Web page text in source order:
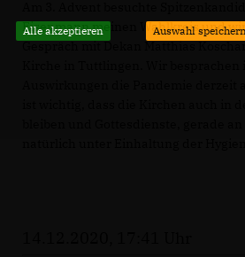
Eisenmann meinen Wahlkreis und
Gespräch mit Dekan Matthias
Alle akzeptieren Auswahl